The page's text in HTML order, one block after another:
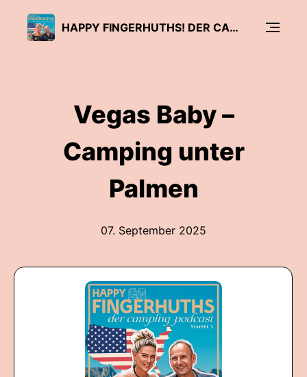
HAPPY FINGERHUTHS! DER CAMPING-PODCAST MIT SASCHA UND NICOLE FINGERHUTH
Vegas Baby –
Camping unter
Palmen
07. September 2025